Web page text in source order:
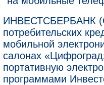
ИНВЕСТСБЕРБАНК
потребительских
мобильной
салонах
портативную
программами